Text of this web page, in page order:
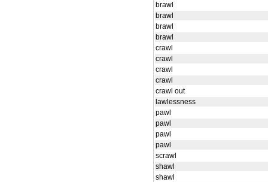
brawl
brawl
brawl
brawl
crawl
crawl
crawl
crawl
crawl out
lawlessness
pawl
pawl
pawl
pawl
scrawl
shawl
shawl